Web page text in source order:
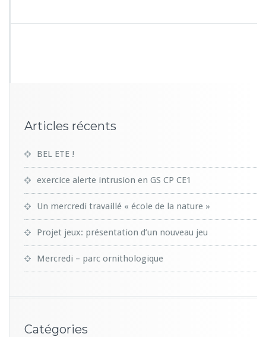
Articles récents
BEL ETE !
exercice alerte intrusion en GS CP CE1
Un mercredi travaillé « école de la nature »
Projet jeux: présentation d’un nouveau jeu
Mercredi – parc ornithologique
Catégories